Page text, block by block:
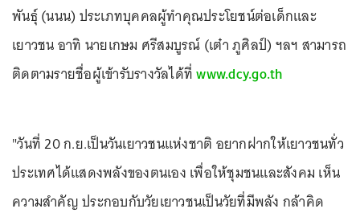
พันธุ์ (นนน) ประเภทบุคคลผู้ทำคุณประโยชน์ต่อเด็กและ
เยาวชน อาทิ นายเกษม ศรีสมบูรณ์ (เต๋า ภูศิลป์) ฯลฯ สามารถ
ติดตามรายชื่อผู้เข้ารับรางวัลได้ที่www.dcy.go.th
"วันที่ 20 ก.ย.เป็นวันเยาวชนแห่งชาติ อยากฝากให้เยาวชนทั่ว
ประเทศได้แสดงพลังของตนเอง เพื่อให้ชุมชนและสังคม เห็น
ความสำคัญ ประกอบกับวัยเยาวชนเป็นวัยที่มีพลัง กล้าคิด